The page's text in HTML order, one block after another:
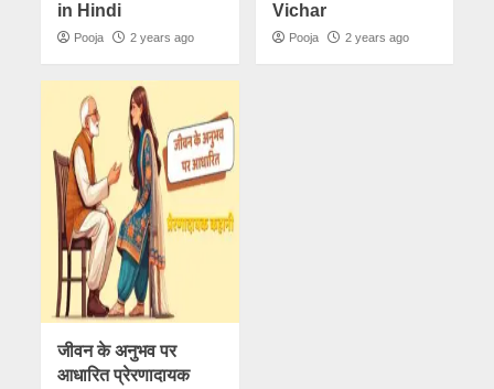
in Hindi
Pooja 2 years ago
Vichar
Pooja 2 years ago
जीवन के अनुभव पर
आधारित प्रेरणादायक